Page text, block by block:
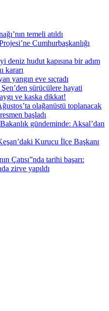
temeli atıldı
Cumhurbaşkanlığı
deniz hudut kapısına bir adım
kararı
yangın eve sıçradı
sürücülere hayati
ve kaska dikkat!
olağanüstü toplanacak
başladı
gündeminde: Aksal’dan
Kurucu İlçe Başkanı
Çatısı”nda tarihi başarı:
zirve yapıldı